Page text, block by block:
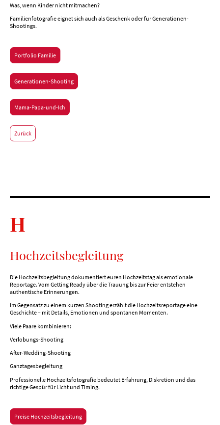
Was, wenn Kinder nicht mitmachen?
Familienfotografie eignet sich auch als Geschenk oder für Generationen-
Shootings.
Portfolio Familie
Generationen-Shooting
Mama-Papa-und-Ich
Zurück
H
Hochzeitsbegleitung
Die Hochzeitsbegleitung dokumentiert euren Hochzeitstag als emotionale
Reportage. Vom Getting Ready über die Trauung bis zur Feier entstehen
authentische Erinnerungen.
Im Gegensatz zu einem kurzen Shooting erzählt die Hochzeitsreportage eine
Geschichte – mit Details, Emotionen und spontanen Momenten.
Viele Paare kombinieren:
Verlobungs-Shooting
After-Wedding-Shooting
Ganztagesbegleitung
Professionelle Hochzeitsfotografie bedeutet Erfahrung, Diskretion und das
richtige Gespür für Licht und Timing.
Preise Hochzeitsbegleitung